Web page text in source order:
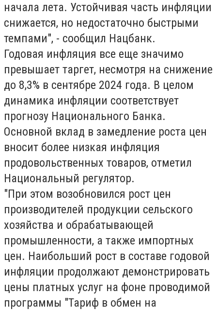
начала лета. Устойчивая часть инфляции
снижается, но недостаточно быстрыми
темпами", - сообщил Нацбанк.
Годовая инфляция все еще значимо
превышает таргет, несмотря на снижение
до 8,3% в сентябре 2024 года. В целом
динамика инфляции соответствует
прогнозу Национального Банка.
Основной вклад в замедление роста цен
вносит более низкая инфляция
продовольственных товаров, отметил
Национальный регулятор.
"При этом возобновился рост цен
производителей продукции сельского
хозяйства и обрабатывающей
промышленности, а также импортных
цен. Наибольший рост в составе годовой
инфляции продолжают демонстрировать
цены платных услуг на фоне проводимой
программы "Тариф в обмен на